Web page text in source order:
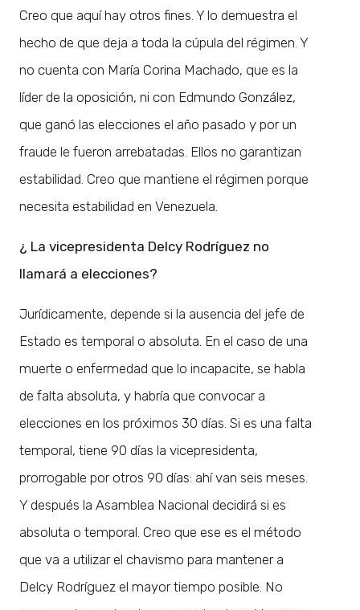
Creo que aquí hay otros fines. Y lo demuestra el
hecho de que deja a toda la cúpula del régimen. Y
no cuenta con María Corina Machado, que es la
líder de la oposición, ni con Edmundo González,
que ganó las elecciones el año pasado y por un
fraude le fueron arrebatadas. Ellos no garantizan
estabilidad. Creo que mantiene el régimen porque
necesita estabilidad en Venezuela.
¿ La vicepresidenta Delcy Rodríguez no
llamará a elecciones?
Jurídicamente, depende si la ausencia del jefe de
Estado es temporal o absoluta. En el caso de una
muerte o enfermedad que lo incapacite, se habla
de falta absoluta, y habría que convocar a
elecciones en los próximos 30 días. Si es una falta
temporal, tiene 90 días la vicepresidenta,
prorrogable por otros 90 días: ahí van seis meses.
Y después la Asamblea Nacional decidirá si es
absoluta o temporal. Creo que ese es el método
que va a utilizar el chavismo para mantener a
Delcy Rodríguez el mayor tiempo posible. No